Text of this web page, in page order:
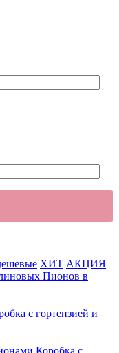
ХИТ АКЦИЯ
Пионов в
с гортензией и